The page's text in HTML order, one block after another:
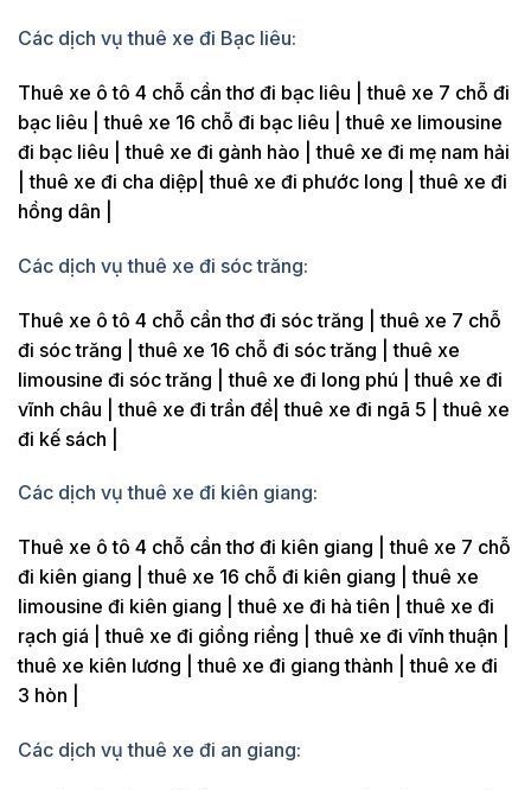
Các dịch vụ thuê xe đi Bạc liêu:
Thuê xe ô tô 4 chỗ cần thơ đi bạc liêu | thuê xe 7 chỗ đi
bạc liêu | thuê xe 16 chỗ đi bạc liêu | thuê xe limousine
đi bạc liêu | thuê xe đi gành hào | thuê xe đi mẹ nam hải
| thuê xe đi cha diệp| thuê xe đi phước long | thuê xe đi
hồng dân |
Các dịch vụ thuê xe đi sóc trăng:
Thuê xe ô tô 4 chỗ cần thơ đi sóc trăng | thuê xe 7 chỗ
đi sóc trăng | thuê xe 16 chỗ đi sóc trăng | thuê xe
limousine đi sóc trăng | thuê xe đi long phú | thuê xe đi
vĩnh châu | thuê xe đi trần đề| thuê xe đi ngã 5 | thuê xe
đi kế sách |
Các dịch vụ thuê xe đi kiên giang:
Thuê xe ô tô 4 chỗ cần thơ đi kiên giang | thuê xe 7 chỗ
đi kiên giang | thuê xe 16 chỗ đi kiên giang | thuê xe
limousine đi kiên giang | thuê xe đi hà tiên | thuê xe đi
rạch giá | thuê xe đi giồng riềng | thuê xe đi vĩnh thuận |
thuê xe kiên lương | thuê xe đi giang thành | thuê xe đi
3 hòn |
Các dịch vụ thuê xe đi an giang: